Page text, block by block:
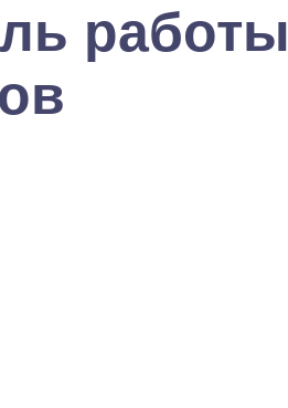
работы